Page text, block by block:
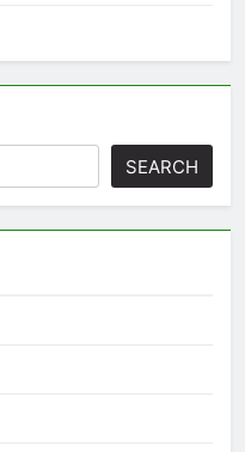
SEARCH